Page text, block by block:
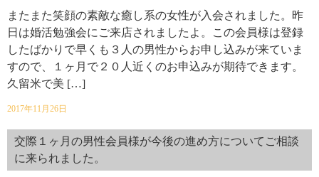
またまた笑顔の素敵な癒し系の女性が入会されました。昨
日は婚活勉強会にご来店されましたよ。この会員様は登録
したばかりで早くも３人の男性からお申し込みが来ていま
すので、１ヶ月で２０人近くのお申込みが期待できます。
久留米で美 […]
2017年11月26日
交際１ヶ月の男性会員様が今後の進め方についてご相談
に来られました。